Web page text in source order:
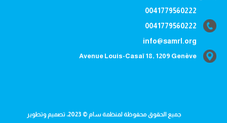
0041779560222
0041779560222
info@samrl.org
Avenue Louis-Casaï 18, 1209 Genève
جميع الحقوق محفوظة لمنظمة سام © 2023، تصميم وتطوير